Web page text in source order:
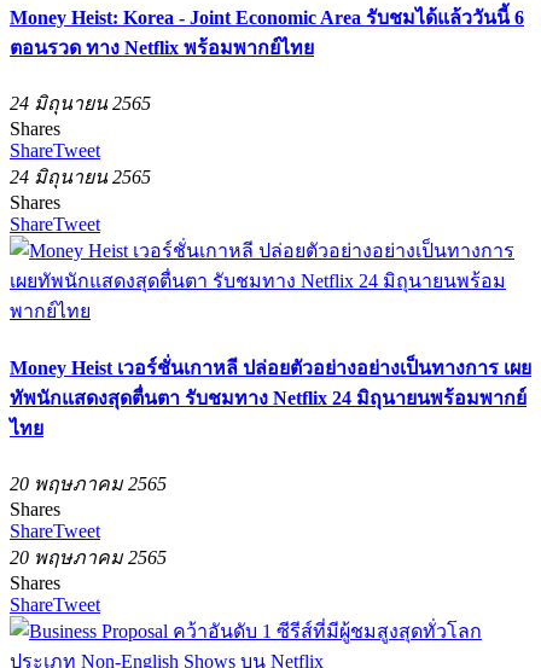
Money Heist: Korea - Joint Economic Area รับชมได้แล้ววันนี้ 6
ตอนรวด ทาง Netflix พร้อมพากย์ไทย
24 มิถุนายน 2565
Shares
ShareTweet
24 มิถุนายน 2565
Shares
ShareTweet
Money Heist เวอร์ชั่นเกาหลี ปล่อยตัวอย่างอย่างเป็นทางการ เผย
ทัพนักแสดงสุดตื่นตา รับชมทาง Netflix 24 มิถุนายนพร้อมพากย์
ไทย
20 พฤษภาคม 2565
Shares
ShareTweet
20 พฤษภาคม 2565
Shares
ShareTweet